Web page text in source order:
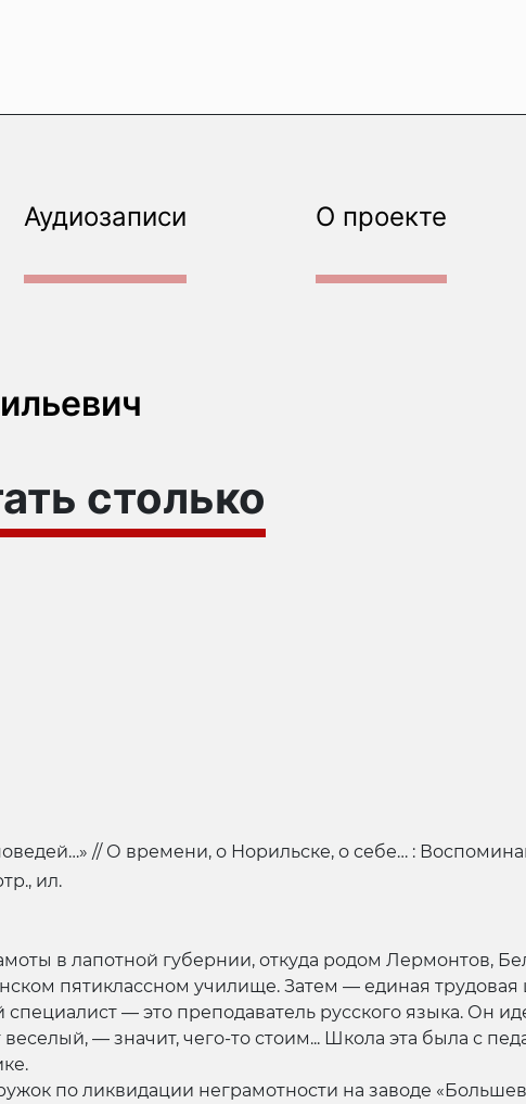
Аудиозаписи О проекте
столько
// О времени, о Норильске, о себе… :
ил.
в лапотной губернии, откуда родом Лермонтов,
пятиклассном училище. Затем — единая трудовая
— это преподаватель русского языка. Он
— значит, чего-то стоим... Школа эта была с
по ликвидации неграмотности на заводе